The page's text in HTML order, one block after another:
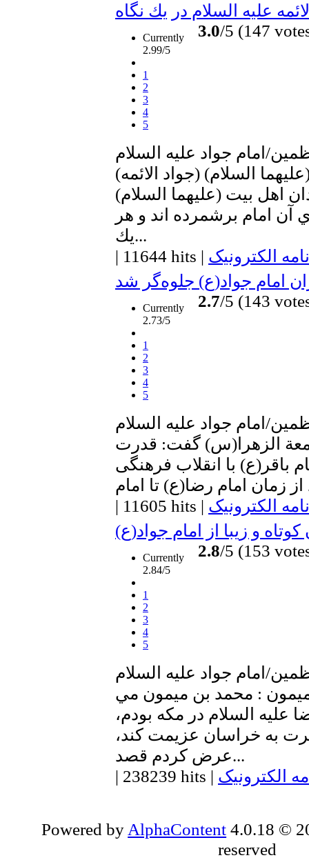
علیه السلام در يك نگاه
Currently
2.99/5
1
2
3
4
5
3.0/5 (147
امام جواد عليه السلام
السلام) (جواد الائمه)
اهل بيت (عليهما السلام)
آن امام برشمرده اند و هر
يك...
| 11644 hits | الکترونیک
امام جواد(ع) جلوه‌گر شد
Currently
2.73/5
1
2
3
4
5
2.7/5 (143
امام جواد عليه السلام
الزهرا(س) گفت: قدرت
باقر(ع) با انقلاب فرهنگی
| 11605 hits | الکترونیک
و زیبا از امام جواد(ع)
Currently
2.84/5
1
2
3
4
5
2.8/5 (153
امام جواد عليه السلام
: محمد بن ميمون مي
السلام در مكه بودم،
به خراسان عزيمت كند،
عرض كردم قصد...
| 238239 hits | الکترونیک
Powered by AlphaContent 4.0.18 ©
reserved